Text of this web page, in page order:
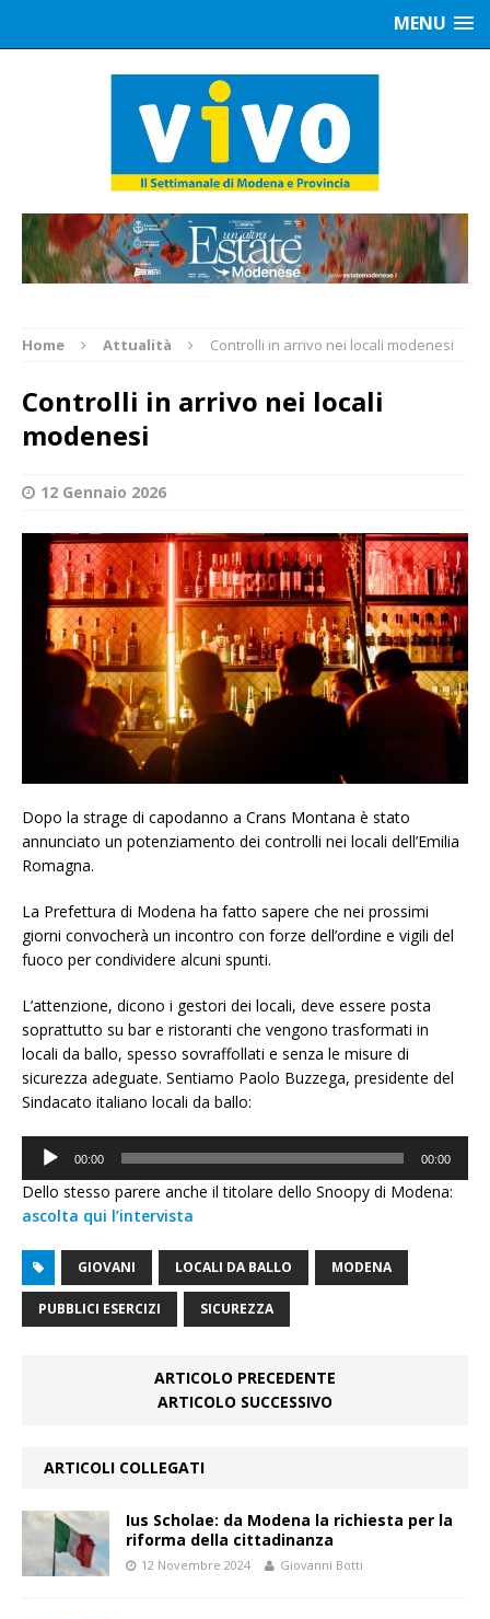
MENU
Home Attualità Controlli in arrivo nei locali modenesi
Controlli in arrivo nei locali
modenesi
12 Gennaio 2026
Dopo la strage di capodanno a Crans Montana è stato
annunciato un potenziamento dei controlli nei locali dell’Emilia
Romagna.
La Prefettura di Modena ha fatto sapere che nei prossimi
giorni convocherà un incontro con forze dell’ordine e vigili del
fuoco per condividere alcuni spunti.
L’attenzione, dicono i gestori dei locali, deve essere posta
soprattutto su bar e ristoranti che vengono trasformati in
locali da ballo, spesso sovraffollati e senza le misure di
sicurezza adeguate. Sentiamo Paolo Buzzega, presidente del
Sindacato italiano locali da ballo:
Audio
Player
00:00 00:00
Dello stesso parere anche il titolare dello Snoopy di Modena:
ascolta qui l’intervista
GIOVANI LOCALI DA BALLO MODENA
PUBBLICI ESERCIZI SICUREZZA
ARTICOLO PRECEDENTE
ARTICOLO SUCCESSIVO
ARTICOLI COLLEGATI
Ius Scholae: da Modena la richiesta per la
riforma della cittadinanza
12 Novembre 2024 Giovanni Botti